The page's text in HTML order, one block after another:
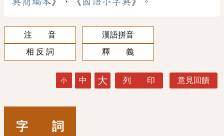
注 音
漢語拼音
相 反 詞
釋 義
小 中 大 列 印 意見回饋
字 詞